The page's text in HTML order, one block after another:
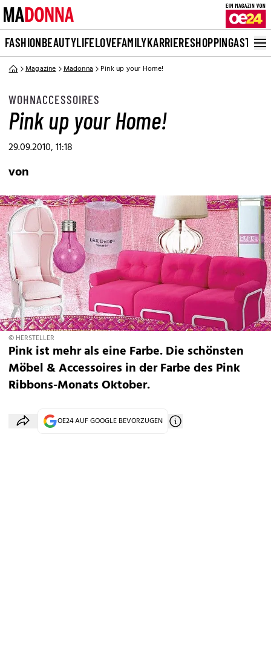
FASHIONBEAUTYLIFELOVEFAMILYKARRIERESHOPPINGASTRO
Magazine Madonna Pink up your Home!
WOHNACCESSOIRES
Pink up your Home!
29.09.2010, 11:18
von
© HERSTELLER
Pink ist mehr als eine Farbe. Die schönsten
Möbel & Accessoires in der Farbe des Pink
Ribbons-Monats Oktober.
OE24 AUF GOOGLE BEVORZUGEN